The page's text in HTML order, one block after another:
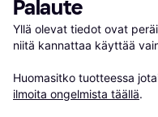
Palaute
Yllä olevat tiedot ovat
niitä kannattaa käyttää
Huomasitko tuotteessa
ilmoita ongelmista täällä.